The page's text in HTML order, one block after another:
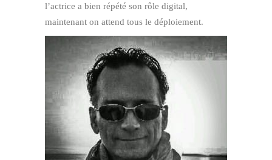
l’actrice a bien répété son rôle digital,
maintenant on attend tous le déploiement.